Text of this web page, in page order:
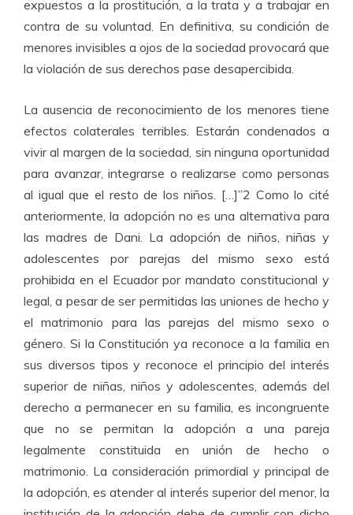
expuestos a la prostitución, a la trata y a trabajar en
contra de su voluntad. En definitiva, su condición de
menores invisibles a ojos de la sociedad provocará que
la violación de sus derechos pase desapercibida.
La ausencia de reconocimiento de los menores tiene
efectos colaterales terribles. Estarán condenados a
vivir al margen de la sociedad, sin ninguna oportunidad
para avanzar, integrarse o realizarse como personas
al igual que el resto de los niños. […]”2 Como lo cité
anteriormente, la adopción no es una alternativa para
las madres de Dani. La adopción de niños, niñas y
adolescentes por parejas del mismo sexo está
prohibida en el Ecuador por mandato constitucional y
legal, a pesar de ser permitidas las uniones de hecho y
el matrimonio para las parejasdel mismo sexo o
género. Si la Constitución ya reconoce a la familia en
sus diversos tipos y reconoce el principio del interés
superior de niñas, niños y adolescentes, además del
derecho a permanecer en su familia, es incongruente
que no se permitan la adopción a una pareja
legalmente constituida en unión de hecho o
matrimonio. La consideración primordial y principal de
la adopción, es atender al interés superior del menor, la